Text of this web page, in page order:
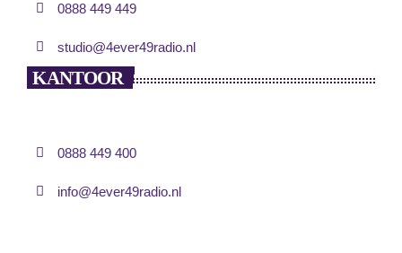
0888 449 449
studio@4ever49radio.nl
KANTOOR
0888 449 400
info@4ever49radio.nl